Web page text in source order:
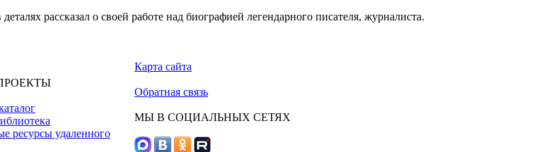
рассказал о своей работе над биографией легендарного писателя, журналиста.
ресурсы удаленного
Карта сайта
Обратная связь
МЫ В СОЦИАЛЬНЫХ СЕТЯХ